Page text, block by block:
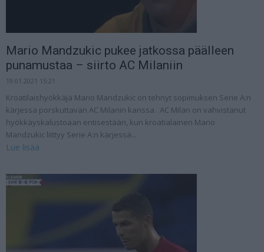
Mario Mandzukic pukee jatkossa päälleen
punamustaa – siirto AC Milaniin
19.01.2021 15:21
Kroatilaishyökkäjä Mario Mandzukic on tehnyt sopimuksen Serie A:n
kärjessa porskuttavan AC Milanin kanssa. AC Milan on vahvistanut
hyökkäyskalustoaan entisestään, kun kroatialainen Mario
Mandzukic liittyy Serie A:n kärjessä...
Lue lisää